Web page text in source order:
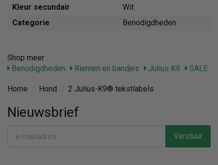
Kleur secundair
Wit
Categorie
Benodigdheden
Shop meer
Benodigdheden
Riemen en bandjes Julius K9 SALE
Home Hond 2 Julius-K9® tekstlabels
Nieuwsbrief
Verstuur